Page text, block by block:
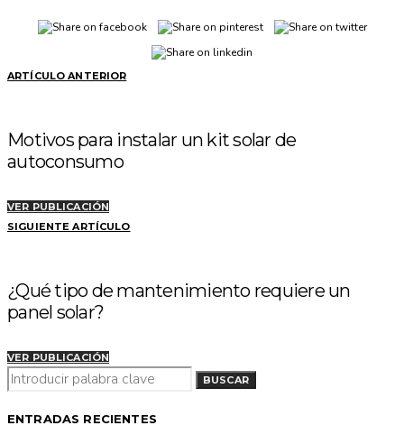
ARTÍCULO ANTERIOR
Motivos para instalar un kit solar de
autoconsumo
VER PUBLICACIÓN
SIGUIENTE ARTÍCULO
¿Qué tipo de mantenimiento requiere un
panel solar?
VER PUBLICACIÓN
BUSCAR
POR:
BUSCAR
ENTRADAS RECIENTES